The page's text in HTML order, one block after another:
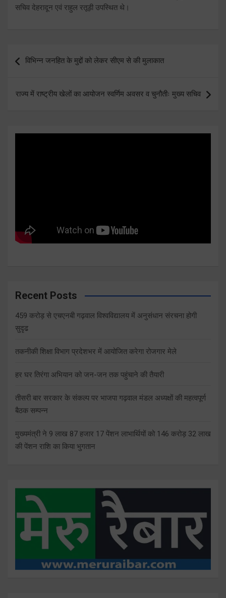
सचिव देहरादून एवं राहुल रतूड़ी उपस्थित थे।
navigation
विभिन्न जनहित के मुद्दों को लेकर सीएम से की मुलाकात
राज्य में राष्ट्रीय खेलों का आयोजन स्वर्णिम अवसर व चुनौतीः मुख्य सचिव
Recent Posts
459 करोड़ से एचएनबी गढ़वाल विश्वविद्यालय में अनुसंधान संरचना होगी
सुदृढ
तकनीकी शिक्षा विभाग प्रदेशभर में आयोजित करेगा रोजगार मेले
हर घर तिरंगा अभियान को जन-जन तक पहुंचाने की तैयारी
तीसरी बार सरकार के संकल्प पर भाजपा गढ़वाल मंडल अध्यक्षों की महत्वपूर्ण
बैठक सम्पन्न
मुख्यमंत्री ने 9 लाख 87 हजार 17 पेंशन लाभार्थियों को 146 करोड़ 32 लाख
की पेंशन राशि का किया भुगतान